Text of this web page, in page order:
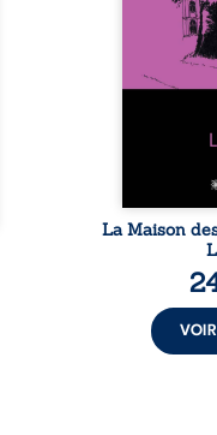
redoute les
familiale,
puissance
comment
La Maison